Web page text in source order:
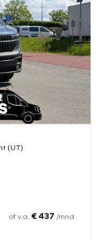
(UT)
of v.a. € 437 /mnd